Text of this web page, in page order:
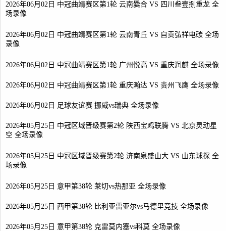
2026年06月02日 中冠曲靖赛区第1轮 云南爨合 VS 四川叁壹捌重龙 全
场录像
2026年06月02日 中冠曲靖赛区第1轮 云南青丘 VS 自贡弘祥电碳 全场
录像
2026年06月02日 中冠曲靖赛区第1轮 广州悦高 VS 重庆润麒 全场录像
2026年06月02日 中冠曲靖赛区第1轮 重庆瀚达 VS 贵州飞鹰 全场录像
2026年06月02日 足球友谊赛 挪威vs瑞典 全场录像
2026年05月25日 中冠区域晋级赛第2轮 陕西宝鸡联腾 VS 北京灵动星
空 全场录像
2026年05月25日 中冠区域晋级赛第2轮 济南泉盛山大 VS 山东球探 全
场录像
2026年05月25日 意甲第38轮 莱切vs热那亚 全场录像
2026年05月25日 西甲第38轮 比利亚雷亚尔vs马德里竞技 全场录像
2026年05月25日 意甲第38轮 克雷莫内塞vs科莫 全场录像